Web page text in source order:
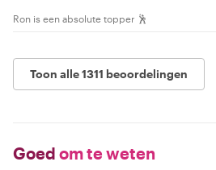
Ron is een absolute topper 🕺
Toon alle 1311 beoordelingen
Goed om te weten